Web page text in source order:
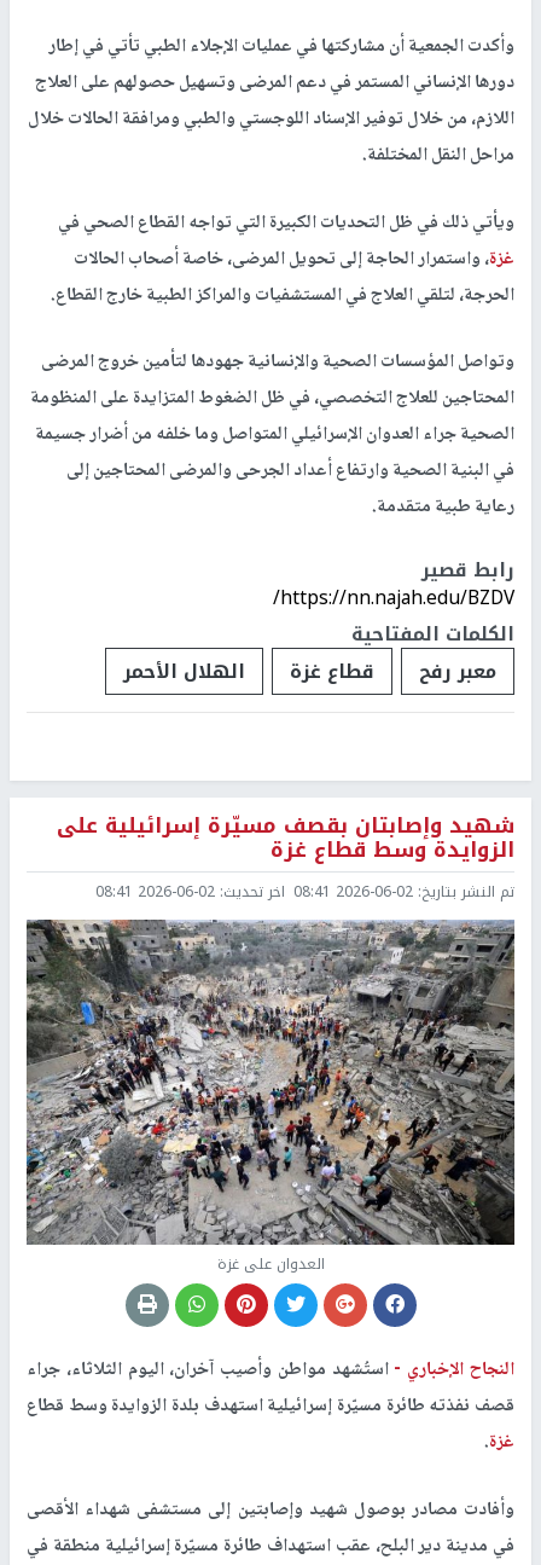
وأكدت الجمعية أن مشاركتها في عمليات الإجلاء الطبي تأتي في إطار
دورها الإنساني المستمر في دعم المرضى وتسهيل حصولهم على العلاج
اللازم، من خلال توفير الإسناد اللوجستي والطبي ومرافقة الحالات خلال
مراحل النقل المختلفة.
ويأتي ذلك في ظل التحديات الكبيرة التي تواجه القطاع الصحي في
غزة، واستمرار الحاجة إلى تحويل المرضى، خاصة أصحاب الحالات
الحرجة، لتلقي العلاج في المستشفيات والمراكز الطبية خارج القطاع.
وتواصل المؤسسات الصحية والإنسانية جهودها لتأمين خروج المرضى
المحتاجين للعلاج التخصصي، في ظل الضغوط المتزايدة على المنظومة
الصحية جراء العدوان الإسرائيلي المتواصل وما خلفه من أضرار جسيمة
في البنية الصحية وارتفاع أعداد الجرحى والمرضى المحتاجين إلى
رعاية طبية متقدمة.
رابط قصير
https://nn.najah.edu/BZDV/
الكلمات المفتاحية
معبر رفح
قطاع غزة الهلال الأحمر
شهيد وإصابتان بقصف مسيّرة إسرائيلية على
الزوايدة وسط قطاع غزة
تم النشر بتاريخ: 2026-06-02 08:41 اخر تحديث: 2026-06-02 08:41
العدوان على غزة
النجاح الإخباري -استُشهد مواطن وأصيب آخران، اليوم الثلاثاء، جراء
قصف نفذته طائرة مسيّرة إسرائيلية استهدف بلدة الزوايدة وسط قطاع
غزة.
وأفادت مصادر بوصول شهيد وإصابتين إلى مستشفى شهداء الأقصى
في مدينة دير البلح، عقب استهداف طائرة مسيّرة إسرائيلية منطقة في